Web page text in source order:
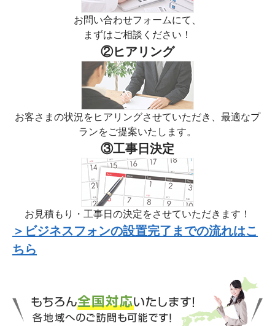
お問い合わせフォームにて
まずはご相談ください！
②ヒアリング
お客さまの状況をヒアリングさせていただき、最適なプ
ランをご提案いたします。
③工事日決定
お見積もり・工事日の決定をさせていただきます！
＞ビジネスフォンの設置完了までの流れはこ
ちら